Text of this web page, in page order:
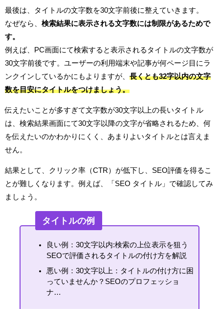
最後は、タイトルの文字数を30文字前後に整えていきます。
なぜなら、 検索結果に表示される文字数には制限があるためで
す。
例えば、PC画面にて検索すると表示されるタイトルの文字数が
30文字前後です。ユーザーの利用端末や記事が何ページ目にラ
ンクインしているかにもよりますが、 長くとも32字以内の文字
数を目安にタイトルをつけましょう。
伝えたいことが多すぎて文字数が30文字以上の長いタイトル
は、検索結果画面にて30文字以降の文字が省略されるため、何
を伝えたいのかわかりにくく、あまりよいタイトルとは言えま
せん。
結果として、クリック率（CTR）が低下し、SEO評価を得るこ
とが難しくなります。例えば、「SEO タイトル」で確認してみ
ましょう。
タイトルの例
良い例：30文字以内:検索の上位表示を狙う
SEOで評価されるタイトルの付け方を解説
悪い例：30文字以上：タイトルの付け方に困
っていませんか？SEOのプロフェッショ
ナ…